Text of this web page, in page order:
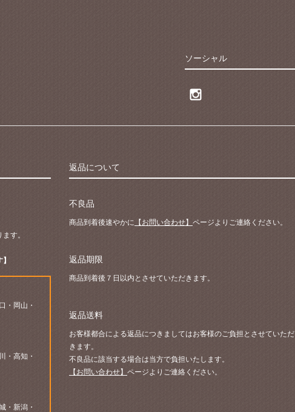
ソーシャル
す。
・岡山・
・高知・
・新潟・
返品について
不良品
商品到着後速やかに 【お問い合わせ】 ページよりご連絡ください。
返品期限
商品到着後７日以内とさせていただきます。
返品送料
お客様都合による返品につきましてはお客様のご負担とさせていただ
きます。
不良品に該当する場合は当方で負担いたします。
【お問い合わせ】 ページよりご連絡ください。